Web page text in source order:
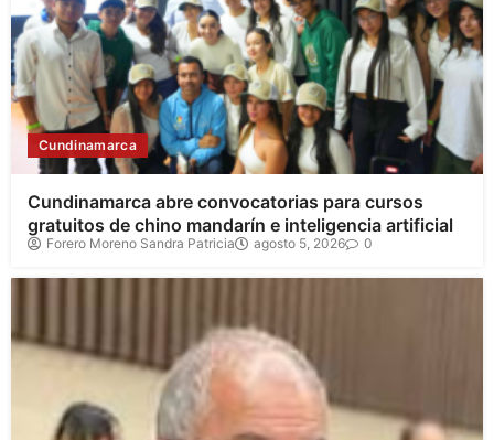
Cundinamarca
Cundinamarca abre convocatorias para cursos
gratuitos de chino mandarín e inteligencia artificial
Forero Moreno Sandra Patricia agosto 5, 2026 0